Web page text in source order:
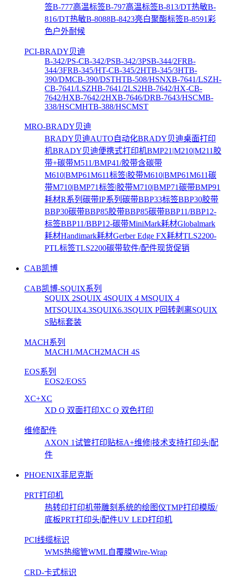
签B-777高温标签B-797高温标签B-813/DT热敏B-
816/DT热敏B-8088B-8423亮白聚酯标签B-8591彩
色户外耐候
PCI-BRADY贝迪
B-342/PS-CB-342/PSB-342/3PSB-344/2FRB-
344/3FRB-345/HT-CB-345/2HTB-345/3HTB-
390/DMCB-390/DSTHTB-508/HSNXB-7641/LSZH-
CB-7641/LSZHB-7641/2LS2HB-7642/HX-CB-
7642/HXB-7642/2HXB-7646/DRB-7643/HSCMB-
338/HSCMHTB-388/HSCMST
MRO-BRADY贝迪
BRADY贝迪AUTO自动化BRADY贝迪桌面打印
机BRADY贝迪便携式打印机BMP21|M210|M211胶
带+碳带M511/BMP41/胶带含碳带
M610|BMP61M611标签|胶带M610|BMP61M611碳
带M710|BMP71标签|胶带M710|BMP71碳带BMP91
耗材R系列碳带IP系列碳带BBP33标签BBP30胶带
BBP30碳带BBP85胶带BBP85碳带BBP11/BBP12-
标签BBP11/BBP12-碳带MiniMark耗材Globalmark
耗材Handimark耗材Gerber Edge FX耗材TLS2200-
PTL标签TLS2200碳带软件/配件现货促销
CAB凯博
CAB凯博-SQUIX系列
SQUIX 2SQUIX 4SQUIX 4 MSQUIX 4
MTSQUIX4.3SQUIX6.3SQUIX P回转剥离SQUIX
S贴标套装
MACH系列
MACH1/MACH2MACH 4S
EOS系列
EOS2/EOS5
XC+XC
XD Q 双面打印XC Q 双色打印
维修配件
AXON 1试管打印贴标A+维修|技术支持打印头|配
件
PHOENIX菲尼克斯
PRT打印机
热转印打印机带雕刻系统的绘图仪TMP打印模版/
底板PRT打印头|配件UV LED打印机
PCI线缆标识
WMS热缩管WML自覆膜Wire-Wrap
CRD-卡式标识